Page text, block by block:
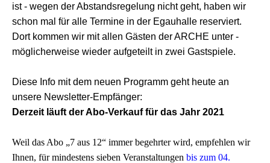
ist - wegen der Abstandsregelung nicht geht, haben wir
schon mal für alle Termine in der Egauhalle reserviert.
Dort kommen wir mit allen Gästen der ARCHE unter -
möglicherweise wieder aufgeteilt in zwei Gastspiele.
Diese Info mit dem neuen Programm geht heute an
unsere Newsletter-Empfänger:
Derzeit läuft der Abo-Verkauf für das Jahr 2021
Weil das Abo „7 aus 12“ immer begehrter wird, empfehlen wir
Ihnen, für mindestens sieben Veranstaltungen bis zum 04.